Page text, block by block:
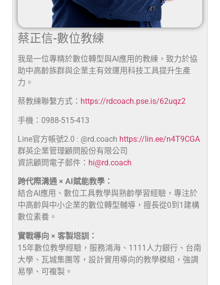
蔡正信-數位教練
我是一位專精於數位轉型與AI應用的教練，致力於協
助中高齡族群與企業主有效運用科技工具提升生產
力。
蔡教練聯繫方式： https://rdcoach.pse.is/62uqz2
手機：0988-515-413
Line官方帳號2.0 : @rd.coach https://lin.ee/n4T9CGA
群英企業管理顧問股份有限公司
資訊顧問電子郵件： hi@rd.coach
跨代際溝通 × AI賦能教學：
結合AI應用、數位工具教學與熟齡學習經驗，專注於
中高齡與中小企業的數位轉型輔導，擅長從0到1建構
數位素養。
實戰導向 × 客製培訓：
15年數位教學經驗，服務鴻海、1111人力銀行、台南
大學、瓦城集團等，設計實用導向的教學模組，強調
易學、可複製。